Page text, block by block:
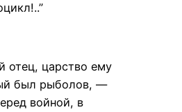
царство ему
был рыболов, —
войной, в